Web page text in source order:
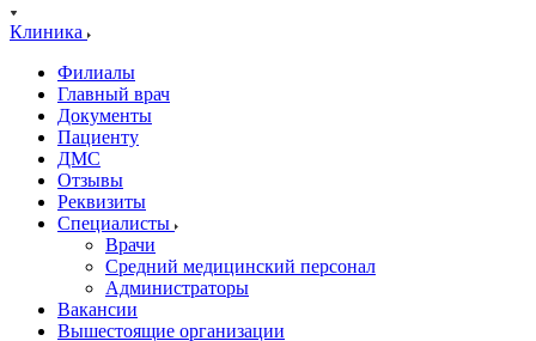
Клиника
Филиалы
Главный врач
Документы
Пациенту
ДМС
Отзывы
Реквизиты
Специалисты
Врачи
Средний медицинский персонал
Администраторы
Вакансии
Вышестоящие организации